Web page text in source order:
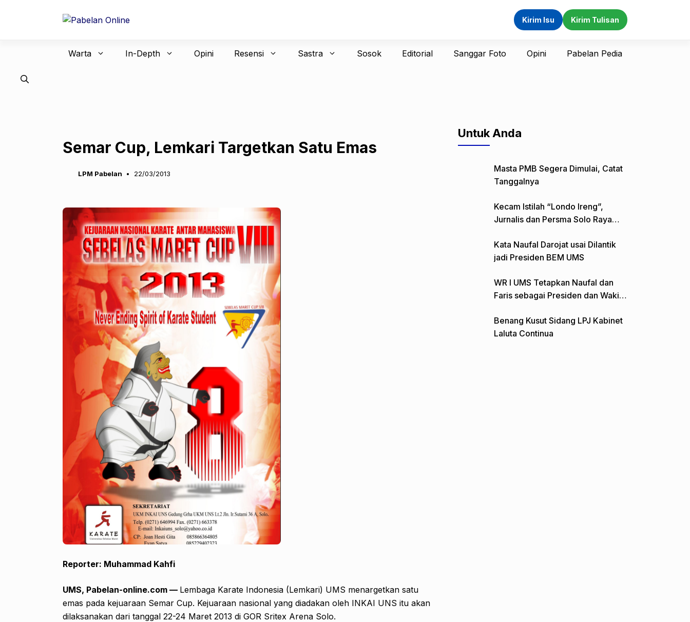
Kirim Isu Kirim Tulisan
Warta In-Depth Opini Resensi Sastra Sosok Editorial Sanggar Foto Opini Pabelan Pedia
Semar Cup, Lemkari Targetkan Satu Emas
LPM Pabelan 22/03/2013
Reporter: Muhammad Kahfi
UMS, Pabelan-online.com — Lembaga Karate Indonesia (Lemkari) UMS menargetkan satu
emas pada kejuaraan Semar Cup. Kejuaraan nasional yang diadakan oleh INKAI UNS itu akan
dilaksanakan dari tanggal 22-24 Maret 2013 di GOR Sritex Arena Solo.
Untuk Anda
Masta PMB Segera Dimulai, Catat
Tanggalnya
Kecam Istilah “Londo Ireng”,
Jurnalis dan Persma Solo Raya
Kata Naufal Darojat usai Dilantik
jadi Presiden BEM UMS
WR I UMS Tetapkan Naufal dan
Faris sebagai Presiden dan Wakil
Benang Kusut Sidang LPJ Kabinet
Laluta Continua